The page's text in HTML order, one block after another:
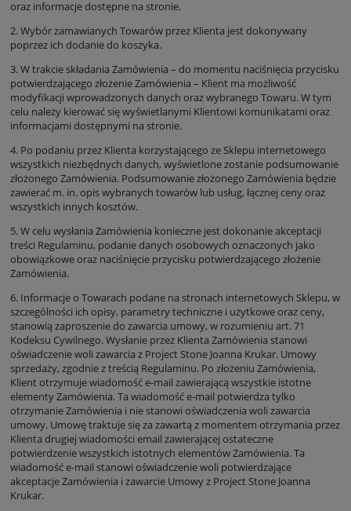
oraz informacje dostępne na stronie.
2. Wybór zamawianych Towarów przez Klienta jest dokonywany
poprzez ich dodanie do koszyka.
3. W trakcie składania Zamówienia – do momentu naciśnięcia przycisku
potwierdzającego złożenie Zamówienia – Klient ma możliwość
modyfikacji wprowadzonych danych oraz wybranego Towaru. W tym
celu należy kierować się wyświetlanymi Klientowi komunikatami oraz
informacjami dostępnymi na stronie.
4. Po podaniu przez Klienta korzystającego ze Sklepu internetowego
wszystkich niezbędnych danych, wyświetlone zostanie podsumowanie
złożonego Zamówienia. Podsumowanie złożonego Zamówienia będzie
zawierać m. in. opis wybranych towarów lub usług, łącznej ceny oraz
wszystkich innych kosztów.
5. W celu wysłania Zamówienia konieczne jest dokonanie akceptacji
treści Regulaminu, podanie danych osobowych oznaczonych jako
obowiązkowe oraz naciśnięcie przycisku potwierdzającego złożenie
Zamówienia.
6. Informacje o Towarach podane na stronach internetowych Sklepu, w
szczególności ich opisy, parametry techniczne i użytkowe oraz ceny,
stanowią zaproszenie do zawarcia umowy, w rozumieniu art. 71
Kodeksu Cywilnego. Wysłanie przez Klienta Zamówienia stanowi
oświadczenie woli zawarcia z Project Stone Joanna Krukar. Umowy
sprzedaży, zgodnie z treścią Regulaminu. Po złożeniu Zamówienia,
Klient otrzymuje wiadomość e-mail zawierającą wszystkie istotne
elementy Zamówienia. Ta wiadomość e-mail potwierdza tylko
otrzymanie Zamówienia i nie stanowi oświadczenia woli zawarcia
umowy. Umowę traktuje się za zawartą z momentem otrzymania przez
Klienta drugiej wiadomości email zawierającej ostateczne
potwierdzenie wszystkich istotnych elementów Zamówienia. Ta
wiadomość e-mail stanowi oświadczenie woli potwierdzające
akceptacje Zamówienia i zawarcie Umowy z Project Stone Joanna
Krukar.